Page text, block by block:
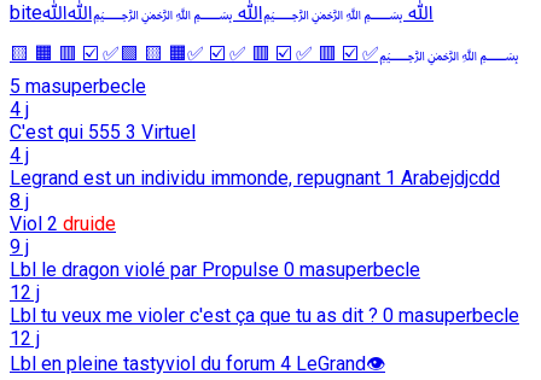
biteﷲ ﷽ﷲ ﷽ﷲﷲ
﷽✅ ☑️ 🟥 ✅ ☑️ 🟥 ✅ ☑️ ✅🟧 🟨 🟩✅ ☑️ 🟥 🟧 🟨
masuperbecle
4 j
C'est qui 555 3 Virtuel
4 j
Legrand est un individu immonde, repugnant 1 Arabejdjcdd
8 j
Viol 2 druide
9 j
Lbl le dragon violé par Propulse 0 masuperbecle
12 j
Lbl tu veux me violer c'est ça que tu as dit ? 0 masuperbecle
12 j
Lbl en pleine tastyviol du forum 4 LeGrand👁️